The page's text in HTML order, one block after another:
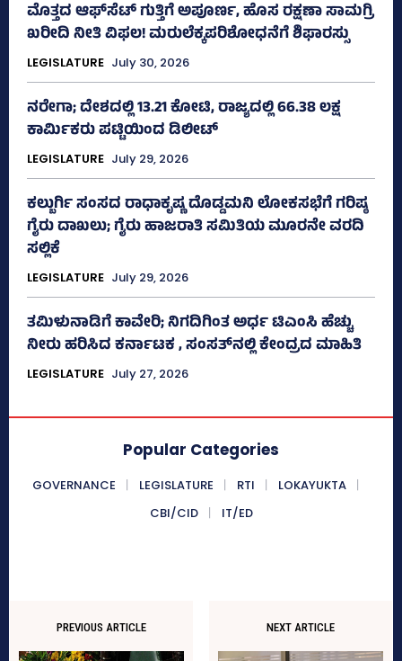
ಮೊತ್ತದ ಆಫ್‌ಸೆಟ್ ಗುತ್ತಿಗೆ ಅಪೂರ್ಣ, ಹೊಸ ರಕ್ಷಣಾ ಸಾಮಗ್ರಿ
ಖರೀದಿ ನೀತಿ ವಿಫಲ! ಮರುಲೆಕ್ಕಪರಿಶೋಧನೆಗೆ ಶಿಫಾರಸ್ಸು
LEGISLATURE July 30, 2026
ನರೇಗಾ; ದೇಶದಲ್ಲಿ 13.21 ಕೋಟಿ, ರಾಜ್ಯದಲ್ಲಿ 66.38 ಲಕ್ಷ
ಕಾರ್ಮಿಕರು ಪಟ್ಟಿಯಿಂದ ಡಿಲೀಟ್
LEGISLATURE July 29, 2026
ಕಲ್ಬುರ್ಗಿ ಸಂಸದ ರಾಧಾಕೃಷ್ಣ ದೊಡ್ಡಮನಿ ಲೋಕಸಭೆಗೆ ಗರಿಷ್ಠ
ಗೈರು ದಾಖಲು; ಗೈರು ಹಾಜರಾತಿ ಸಮಿತಿಯ ಮೂರನೇ ವರದಿ
ಸಲ್ಲಿಕೆ
LEGISLATURE July 29, 2026
ತಮಿಳುನಾಡಿಗೆ ಕಾವೇರಿ; ನಿಗದಿಗಿಂತ ಅರ್ಧ ಟಿಎಂಸಿ ಹೆಚ್ಚು
ನೀರು ಹರಿಸಿದ ಕರ್ನಾಟಕ , ಸಂಸತ್‌ನಲ್ಲಿ ಕೇಂದ್ರದ ಮಾಹಿತಿ
LEGISLATURE July 27, 2026
Popular Categories
GOVERNANCE LEGISLATURE RTI
LOKAYUKTA
CBI/CID
IT/ED
PREVIOUS ARTICLE NEXT ARTICLE